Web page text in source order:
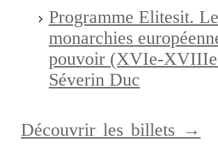
Programme Elitesit.
monarchies
pouvoir (XVIe-XVIIIe
Séverin Duc
Découvrir les billets →